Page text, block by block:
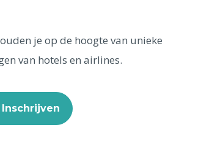
je op de hoogte van unieke
van hotels en airlines.
Inschrijven